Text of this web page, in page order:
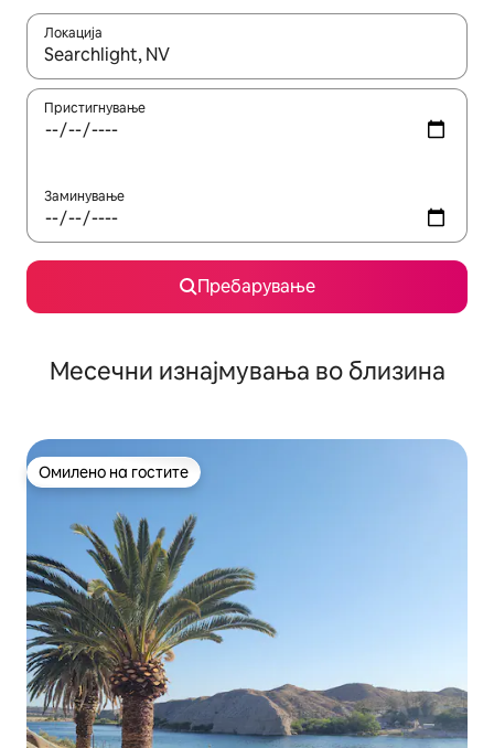
Локација
Кога резултатите се достапни, движете се со копчињата
Пристигнување
Заминување
Пребарување
Месечни изнајмувања во близина
Омилено на гостите
Омилено на гостите